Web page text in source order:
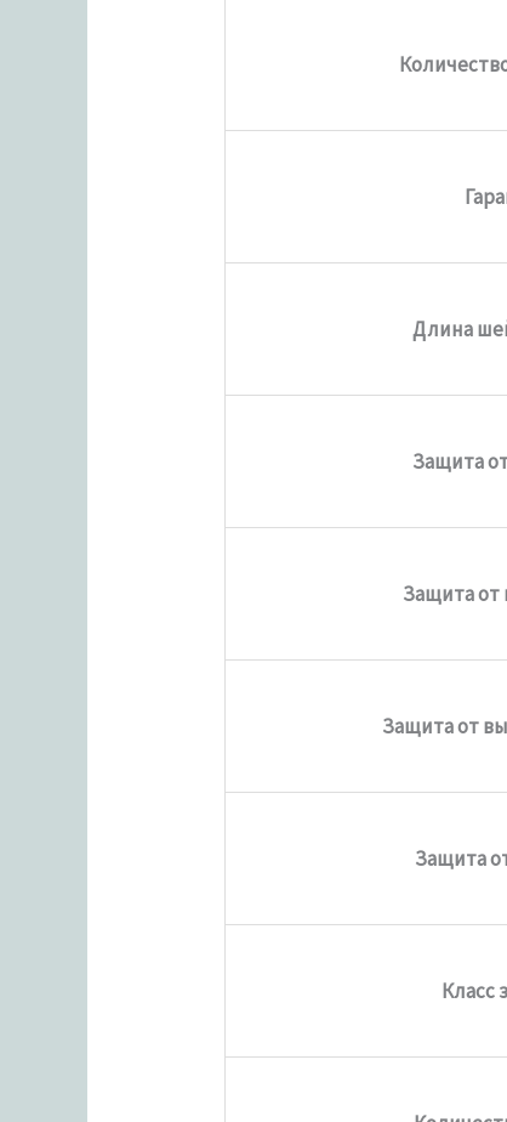
Длина
Защита
Защита
Защита от
Защита
Класс